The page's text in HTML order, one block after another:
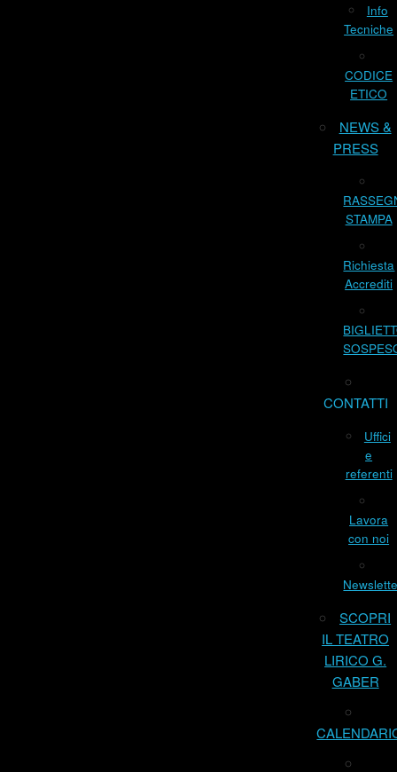
Info
Tecniche
CODICE
ETICO
NEWS &
PRESS
STAMPA
Richiesta
Accrediti
CONTATTI
Uffici
e
referenti
Lavora
con noi
SCOPRI
IL TEATRO
LIRICO G.
GABER